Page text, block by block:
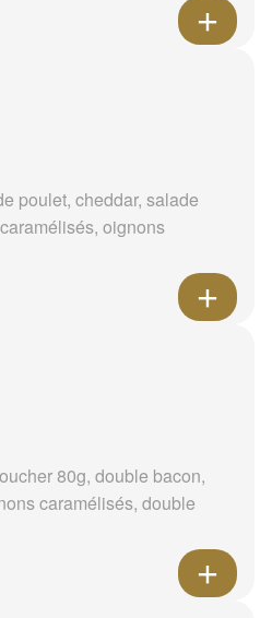
poulet, cheddar, salade
oignons
80g, double bacon,
caramélisés, double